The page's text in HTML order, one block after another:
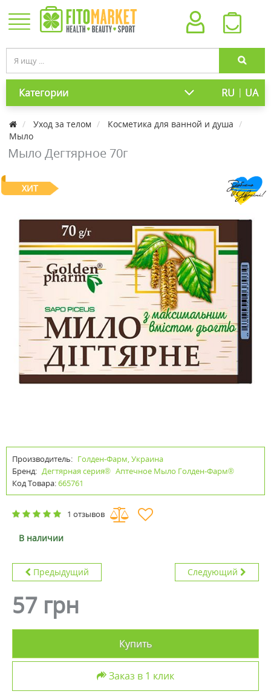
Категории RU | UA
Уход за телом
Косметика для ванной и душа
Мыло
Мыло Дегтярное 70г
ХИТ
Производитель: Голден-Фарм, Украина
Бренд: Дегтярная серия® Аптечное Мыло Голден-Фарм®
Код Товара:665761
1 отзывов
В наличии
Предыдущий Следующий
57 грн
Купить
Заказ в 1 клик